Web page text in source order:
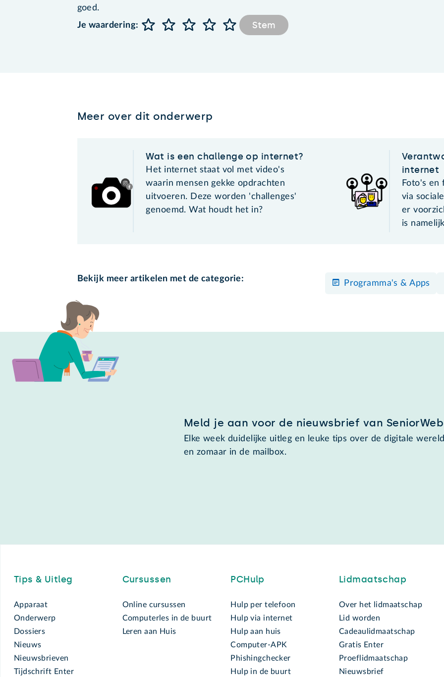
goed.
Je waardering:
Stem
Meer over dit onderwerp
Wat is een challenge op internet?
Het internet staat vol met video's
waarin mensen gekke opdrachten
uitvoeren. Deze worden 'challenges'
genoemd. Wat houdt het in?
internet
Foto's en
via
er
is
Bekijk meer artikelen met de categorie:
Programma's & Apps
Meld je aan voor de nieuwsbrief van SeniorWeb
Elke week duidelijke uitleg en leuke tips over de digitale
en zomaar in de mailbox.
Tips & Uitleg
Apparaat
Onderwerp
Dossiers
Nieuws
Nieuwsbrieven
Tijdschrift Enter
Cursussen
Online cursussen
Computerles in de buurt
Leren aan Huis
PCHulp
Hulp per telefoon
Hulp via internet
Hulp aan huis
Computer-APK
Phishingchecker
Hulp in de buurt
Lidmaatschap
Over het lidmaatschap
Lid worden
Cadeaulidmaatschap
Gratis Enter
Proeflidmaatschap
Nieuwsbrief